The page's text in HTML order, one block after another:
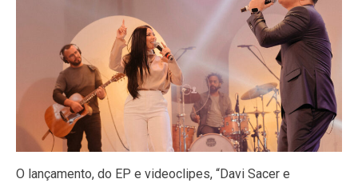
O lançamento, do EP e videoclipes, “Davi Sacer e